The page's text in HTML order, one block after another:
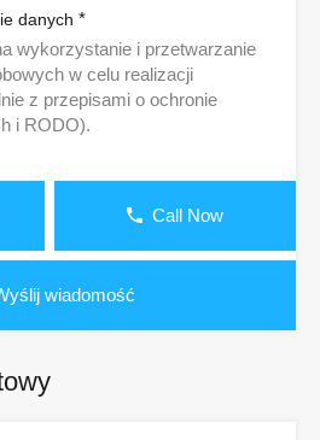
danych *
wykorzystanie i przetwarzanie
w celu realizacji
z przepisami o ochronie
i RODO).
Call Now
wiadomość